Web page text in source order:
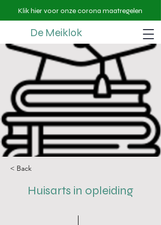
Klik hier voor onze corona maatregelen
De Meiklok
< Back
Huisarts in opleiding